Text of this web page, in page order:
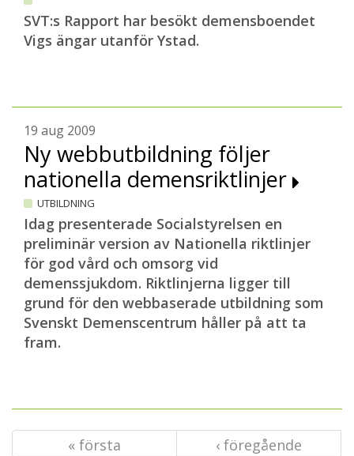
SVT:s Rapport har besökt demensboendet
Vigs ängar utanför Ystad.
19 aug 2009
Ny webbutbildning följer
nationella demensriktlinjer
UTBILDNING
Idag presenterade Socialstyrelsen en
preliminär version av Nationella riktlinjer
för god vård och omsorg vid
demenssjukdom. Riktlinjerna ligger till
grund för den webbaserade utbildning som
Svenskt Demenscentrum håller på att ta
fram.
« första
‹ föregående